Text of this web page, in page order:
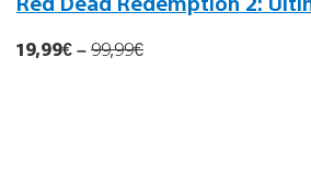
19,99€–99,99€